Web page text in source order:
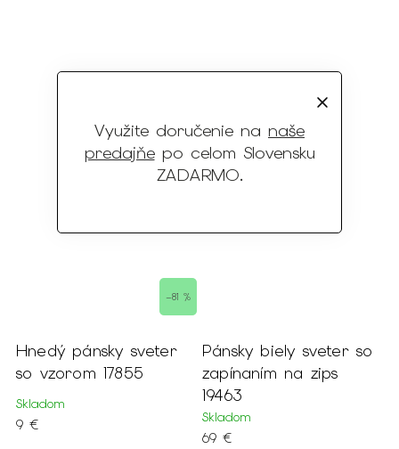
Využite doručenie na naše
predajňepo celom Slovensku
ZADARMO.
–81 %
Hnedý pánsky sveter
so vzorom 17855
Skladom
9 €
Pánsky biely sveter so
zapínaním na zips
19463
Skladom
69 €